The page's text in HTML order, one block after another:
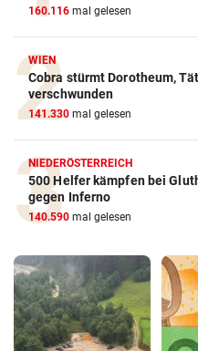
160.116 mal gelesen
WIEN
Cobra stürmt Dorotheum,
verschwunden
141.330 mal gelesen
NIEDERÖSTERREICH
500 Helfer kämpfen bei
gegen Inferno
140.590 mal gelesen